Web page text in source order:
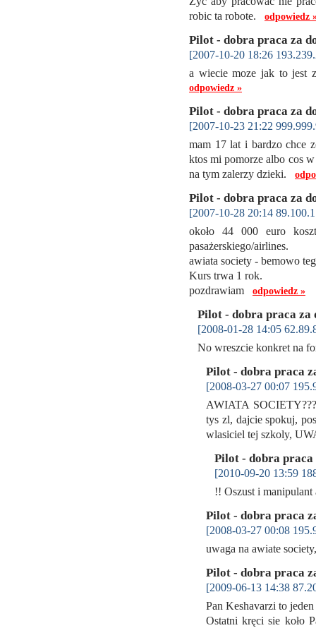
robic ta robote. odpowiedz
Pilot - dobra praca za
[2007-10-20 18:26
a wiecie moze jak to jest
odpowiedz »
Pilot - dobra praca za
[2007-10-23 21:22
mam 17 lat i bardzo chce
ktos mi pomorze albo cos
na tym zalerzy dzieki.
Pilot - dobra praca za
[2007-10-28 20:14
około 44 000 euro
pasażerskiego/airlines.
awiata society - bemowo
Kurs trwa 1 rok.
pozdrawiam odpowiedz »
Pilot - dobra praca za
[2008-01-28 14:05
No wreszcie konkret na
Pilot - dobra praca
[2008-03-27 00:07
AWIATA
tys zl, dajcie spokuj,
wlasiciel tej szkoly,
Pilot - dobra praca
[2010-09-20 13:59
!! Oszust i
Pilot - dobra praca
[2008-03-27 00:08
uwaga na awiate
Pilot - dobra praca
[2009-06-13 14:38
Pan Keshavarzi to
Ostatni kręci sie koło